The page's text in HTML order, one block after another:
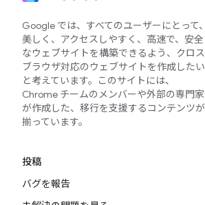
Google では、すべてのユーザーにとって、
美しく、アクセスしやすく、高速で、安全
なウェブサイトを構築できるよう、クロス
ブラウザ対応のウェブサイトを作成したい
と考えています。このサイトには、
Chrome チームのメンバーや外部の専門家
が作成した、移行を支援するコンテンツが
揃っています。
投稿
バグを報告